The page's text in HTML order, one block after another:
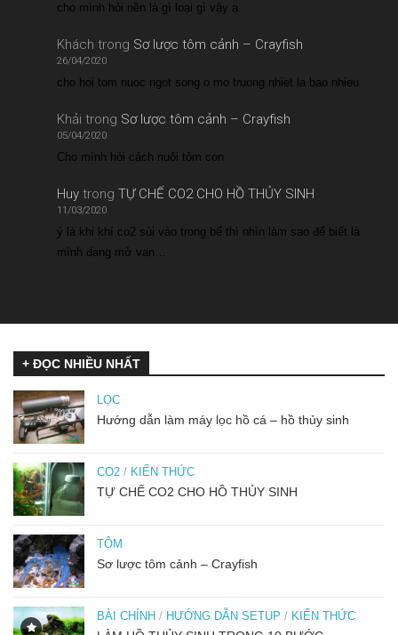
cho mình hỏi nền là gì loại gì vậy ạ
Khách trong Sơ lược tôm cảnh – Crayfish
26/04/2020
cho hoi tom nuoc ngot song o mo truong nhiet la bao nhieu
Khải trong Sơ lược tôm cảnh – Crayfish
05/04/2020
Cho mình hỏi cách nuôi tôm con
Huytrong TỰ CHẾ CO2 CHO HỒ THỦY SINH
11/03/2020
ý là khi khí co2 sủi vào trong bể thì nhìn làm sao để biết là
mình đang mở van…
+ ĐỌC NHIỀU NHẤT
LỌC
Hướng dẫn làm máy lọc hồ cá – hồ thủy sinh
CO2 / KIẾN THỨC
TỰ CHẾ CO2 CHO HỒ THỦY SINH
TÔM
Sơ lược tôm cảnh – Crayfish
BÀI CHÍNH / HƯỚNG DẪN SETUP / KIẾN THỨC